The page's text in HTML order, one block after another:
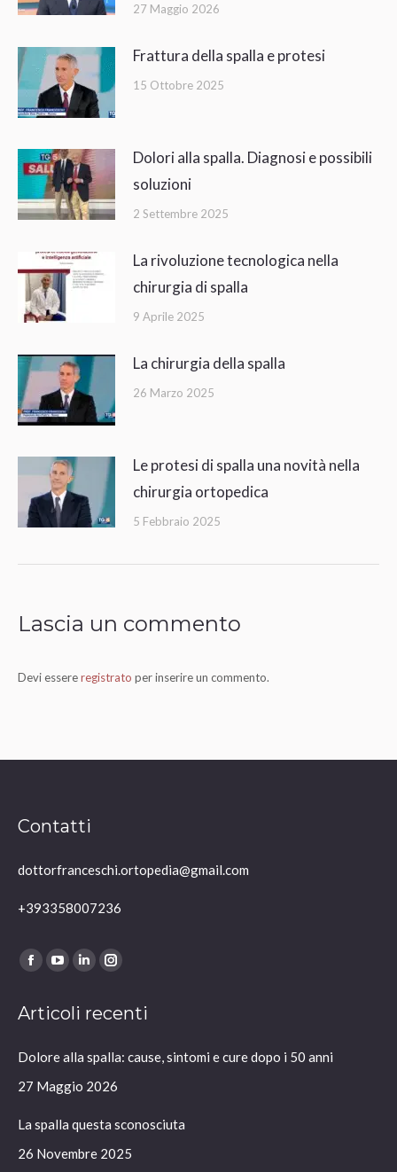
27 Maggio 2026
Frattura della spalla e protesi
15 Ottobre 2025
Dolori alla spalla. Diagnosi e possibili
soluzioni
2 Settembre 2025
La rivoluzione tecnologica nella
chirurgia di spalla
9 Aprile 2025
La chirurgia della spalla
26 Marzo 2025
Le protesi di spalla una novità nella
chirurgia ortopedica
5 Febbraio 2025
Lascia un commento
Devi essereregistrato per inserire un commento.
Contatti
dottorfranceschi.ortopedia@gmail.com
+393358007236
Ci puoi trovare su:
Facebook
opens
new
window
YouTube
opens
new
window
Linkedin
opens
new
window
Instagram
opens
new
window
Articoli recenti
Dolore alla spalla: cause, sintomi e cure dopo i 50 anni
27 Maggio 2026
La spalla questa sconosciuta
26 Novembre 2025